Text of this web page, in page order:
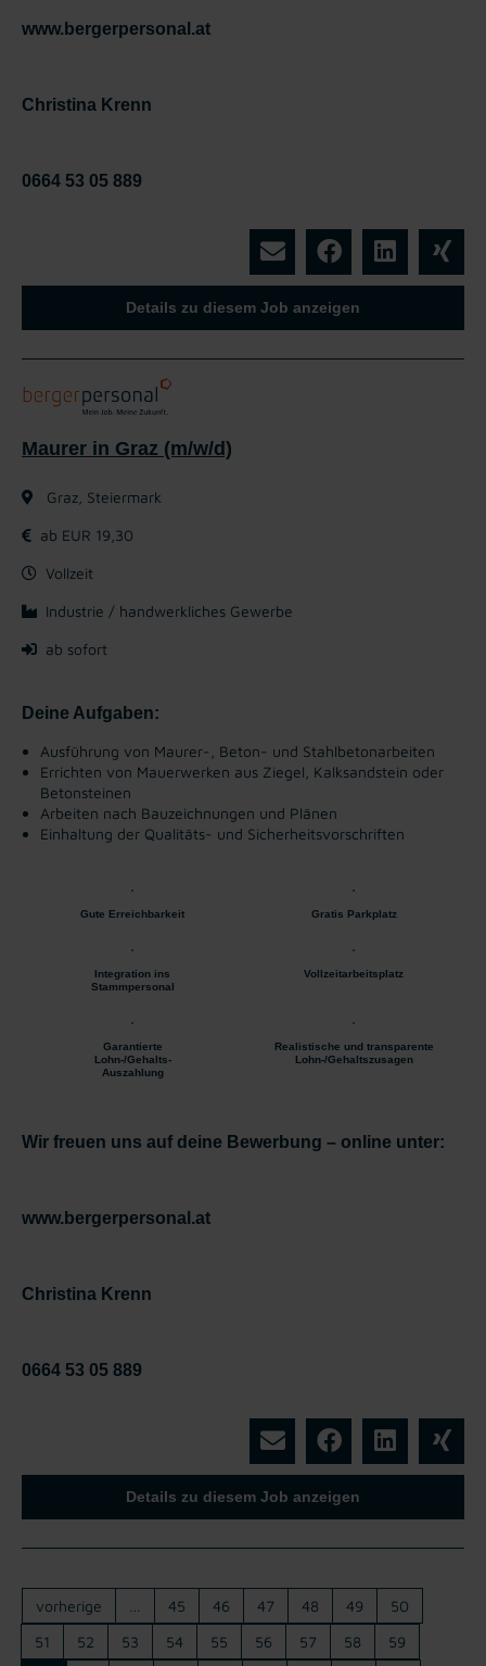
www.bergerpersonal.at
Christina Krenn
0664 53 05 889
Details zu diesem Job anzeigen
Maurer in Graz (m/w/d)
Graz, Steiermark
ab EUR 19,30
Vollzeit
Industrie / handwerkliches Gewerbe
ab sofort
Deine Aufgaben:
Ausführung von Maurer-, Beton- und Stahlbetonarbeiten
Errichten von Mauerwerken aus Ziegel, Kalksandstein oder
Betonsteinen
Arbeiten nach Bauzeichnungen und Plänen
Einhaltung der Qualitäts- und Sicherheitsvorschriften
Gute Erreichbarkeit Gratis Parkplatz
Integration ins
Stammpersonal
Vollzeitarbeitsplatz
Garantierte
Lohn-/Gehalts-
Auszahlung
Realistische und transparente
Lohn-/Gehaltszusagen
Wir freuen uns auf deine Bewerbung – online unter:
www.bergerpersonal.at
Christina Krenn
0664 53 05 889
Details zu diesem Job anzeigen
vorherige 45 46 47 48 49
50
51
52 53 54 55 56 57 58
59